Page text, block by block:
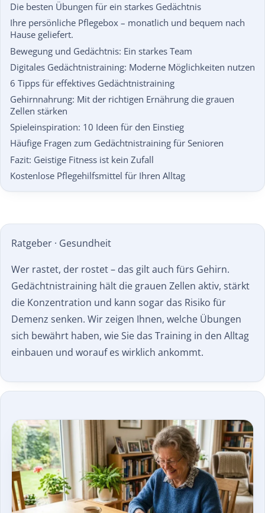
Die besten Übungen für ein starkes Gedächtnis
Ihre persönliche Pflegebox – monatlich und bequem nach
Hause geliefert.
Bewegung und Gedächtnis: Ein starkes Team
Digitales Gedächtnistraining: Moderne Möglichkeiten nutzen
6 Tipps für effektives Gedächtnistraining
Gehirnnahrung: Mit der richtigen Ernährung die grauen
Zellen stärken
Spieleinspiration: 10 Ideen für den Einstieg
Häufige Fragen zum Gedächtnistraining für Senioren
Fazit: Geistige Fitness ist kein Zufall
Kostenlose Pflegehilfsmittel für Ihren Alltag
Ratgeber · Gesundheit
Wer rastet, der rostet – das gilt auch fürs Gehirn.
Gedächtnistraining hält die grauen Zellen aktiv, stärkt
die Konzentration und kann sogar das Risiko für
Demenz senken. Wir zeigen Ihnen, welche Übungen
sich bewährt haben, wie Sie das Training in den Alltag
einbauen und worauf es wirklich ankommt.